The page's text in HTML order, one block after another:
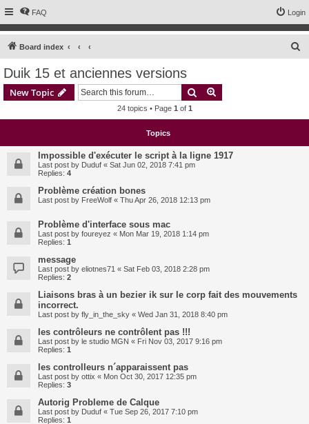
FAQ Login
Board index
Duik 15 et anciennes versions
New Topic Search
24 topics • Page 1 of 1
Topics
Impossible d'exécuter le script à la ligne 1917
Last post by Duduf « Sat Jun 02, 2018 7:41 pm
Replies: 4
Problème création bones
Last post by FreeWolf « Thu Apr 26, 2018 12:13 pm
Problème d'interface sous mac
Last post by foureyez « Mon Mar 19, 2018 1:14 pm
Replies: 1
message
Last post by eliotnes71 « Sat Feb 03, 2018 2:28 pm
Replies: 2
Liaisons bras à un bezier ik sur le corp fait des mouvements
incorrect.
Last post by fly_in_the_sky « Wed Jan 31, 2018 8:40 pm
les contrôleurs ne contrôlent pas !!!
Last post by le studio MGN « Fri Nov 03, 2017 9:16 pm
Replies: 1
les controlleurs n´apparaissent pas
Last post by ottix « Mon Oct 30, 2017 12:35 pm
Replies: 3
Autorig Probleme de Calque
Last post by Duduf « Tue Sep 26, 2017 7:10 pm
Replies: 1